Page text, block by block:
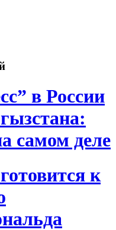
в России
самом деле
к